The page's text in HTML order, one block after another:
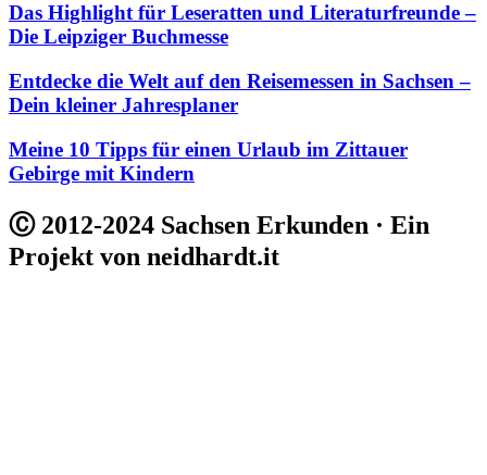
Das Highlight für Leseratten und Literaturfreunde –
Die Leipziger Buchmesse
Entdecke die Welt auf den Reisemessen in Sachsen –
Dein kleiner Jahresplaner
Meine 10 Tipps für einen Urlaub im Zittauer
Gebirge mit Kindern
Ⓒ 2012-2024 Sachsen Erkunden · Ein
Projekt von neidhardt.it